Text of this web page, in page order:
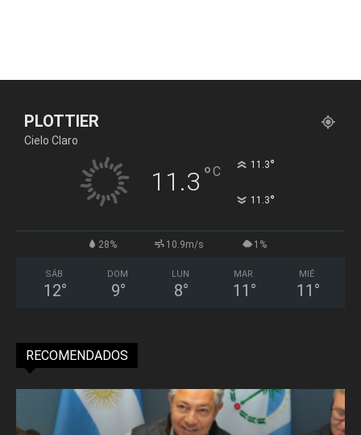
PLOTTIER
Cielo Claro
11.3 °C 11.3°
11.3°
28% 10.9m/s 1%
SÁB
12°
DOM
9°
LUN
8°
MAR
11 °
MIÉ
11 °
RECOMENDADOS